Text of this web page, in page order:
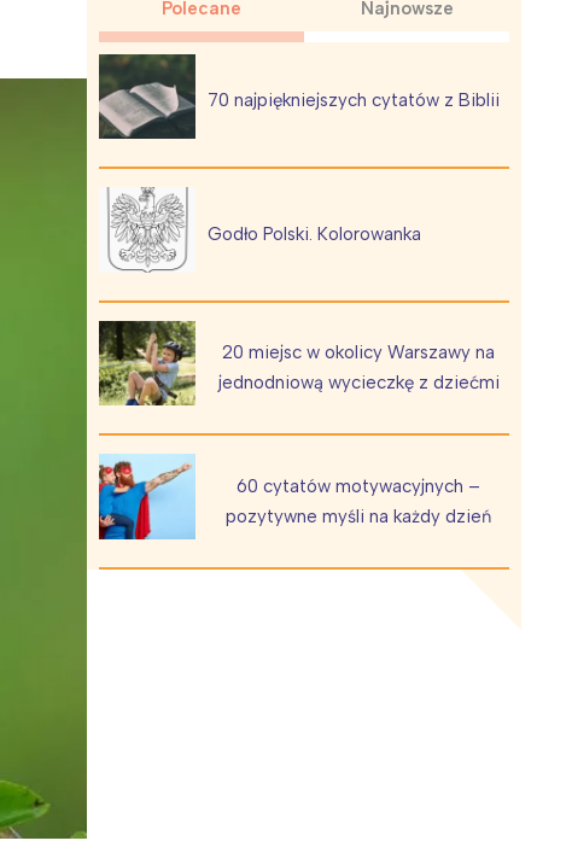
Polecane Najnowsze
70 najpiękniejszych cytatów z Biblii
Godło Polski. Kolorowanka
20 miejsc w okolicy Warszawy na
jednodniową wycieczkę z dziećmi
60 cytatów motywacyjnych –
pozytywne myśli na każdy dzień